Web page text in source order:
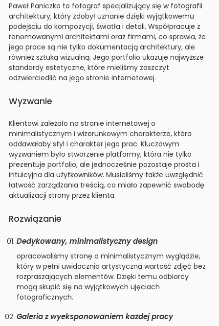
Paweł Paniczko to fotograf specjalizujący się w fotografii
architektury, który zdobył uznanie dzięki wyjątkowemu
podejściu do kompozycji, światła i detali. Współpracuje z
renomowanymi architektami oraz firmami, co sprawia, że
jego prace są nie tylko dokumentacją architektury, ale
również sztuką wizualną. Jego portfolio ukazuje najwyższe
standardy estetyczne, które mieliśmy zaszczyt
odzwierciedlić na jego stronie internetowej.
Wyzwanie
Klientowi zależało na stronie internetowej o
minimalistycznym i wizerunkowym charakterze, która
oddawałaby styl i charakter jego prac. Kluczowym
wyzwaniem było stworzenie platformy, która nie tylko
prezentuje portfolio, ale jednocześnie pozostaje prosta i
intuicyjna dla użytkowników. Musieliśmy także uwzględnić
łatwość zarządzania treścią, co miało zapewnić swobodę
aktualizacji strony przez klienta.
Rozwiązanie
Dedykowany, minimalistyczny design
opracowaliśmy stronę o minimalistycznym wyglądzie,
który w pełni uwidacznia artystyczną wartość zdjęć bez
rozpraszających elementów. Dzięki temu odbiorcy
mogą skupić się na wyjątkowych ujęciach
fotograficznych.
Galeria z wyeksponowaniem każdej pracy